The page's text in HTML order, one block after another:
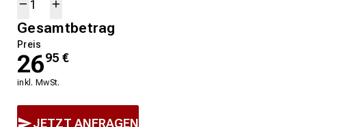
Gesamtbetrag
Preis
2695 €
inkl. MwSt.
JETZT ANFRAGEN